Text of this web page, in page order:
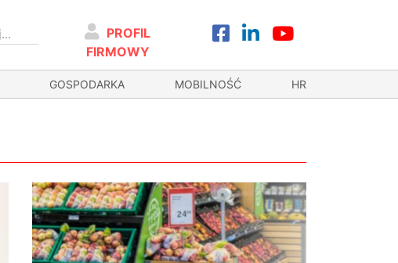
PROFIL
FIRMOWY
GOSPODARKA MOBILNOŚĆ HR